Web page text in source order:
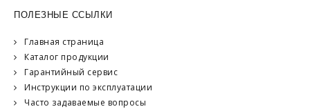
ПОЛЕЗНЫЕ ССЫЛКИ
Главная страница
Каталог продукции
Гарантийный сервис
Инструкции по эксплуатации
Часто задаваемые вопросы